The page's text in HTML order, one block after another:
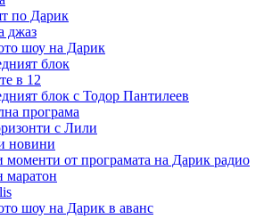
по Дарик
джаз
шоу на Дарик
блок
в 12
блок с Тодор Пантилеев
програма
с Лили
новини
моменти от програмата на Дарик радио
маратон
шоу на Дарик в аванс